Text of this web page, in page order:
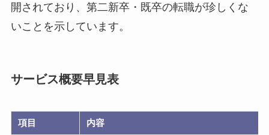
開されており、第二新卒・既卒の転職が珍しくな
いことを示しています。
サービス概要早見表
項目 内容